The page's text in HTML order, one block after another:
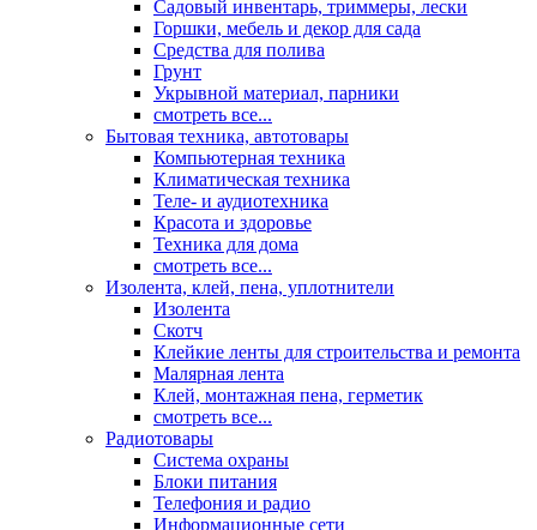
Садовый инвентарь, триммеры, лески
Горшки, мебель и декор для сада
Средства для полива
Грунт
Укрывной материал, парники
смотреть все...
Бытовая техника, автотовары
Компьютерная техника
Климатическая техника
Теле- и аудиотехника
Красота и здоровье
Техника для дома
смотреть все...
Изолента, клей, пена, уплотнители
Изолента
Скотч
Клейкие ленты для строительства и ремонта
Малярная лента
Клей, монтажная пена, герметик
смотреть все...
Радиотовары
Система охраны
Блоки питания
Телефония и радио
Информационные сети